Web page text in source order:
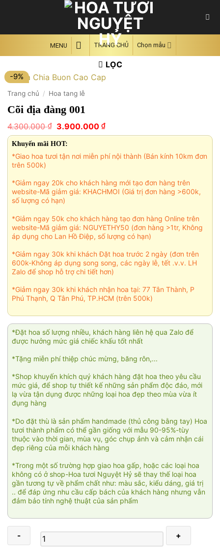
MENU TRANG CHỦ Chọn mẫu
LỌC
-9%
Trang chủ / Hoa tang lễ
Cõi địa đàng 001
4.300.000₫ Giá
gốc
là:
4.300.000 ₫.
3.900.000 ₫Giá
hiện
3.900.000 ₫.
Khuyến mãi HOT:
*Giao hoa tươi tận nơi miễn phí nội thành (Bán kính 10km đơn
trên 500k)
*Giảm ngay 20k cho khách hàng mới tạo đơn hàng trên
website-Mã giảm giá: KHACHMOI (Giá trị đơn hàng >600k,
số lượng có hạn)
*Giảm ngay 50k cho khách hàng tạo đơn hàng Online trên
website-Mã giảm giá: NGUYETHY50 (đơn hàng >1tr, Không
áp dụng cho Lan Hồ Điệp, số lượng có hạn)
*Giảm ngay 30k khi khách Đặt hoa trước 2 ngày (đơn trên
600k-Không áp dụng song song, các ngày lễ, tết .v.v. LH
Zalo để shop hỗ trợ chi tiết hơn)
*Giảm ngay 30k khi khách nhận hoa tại: 77 Tân Thành, P
Phú Thạnh, Q Tân Phú, TP.HCM (trên 500k)
*Đặt hoa số lượng nhiều, khách hàng liên hệ qua Zalo để
được hưởng mức giá chiếc khấu tốt nhất
*Tặng miễn phí thiệp chúc mừng, băng rôn,...
*Shop khuyến khích quý khách hàng đặt hoa theo yêu cầu
mức giá, để shop tự thiết kế những sản phẩm độc đáo, mới
lạ vừa tận dụng được những loại hoa đẹp theo mùa vừa ít
đụng hàng
*Do đặt thù là sản phẩm handmade (thủ công bằng tay) Hoa
tươi thành phẩm có thể gần giống với mẫu 90-95%-tùy
thuộc vào thời gian, mùa vụ, góc chụp ảnh và cảm nhận cái
đẹp riêng của mỗi khách hàng
*Trong một số trường hợp giao hoa gấp, hoặc các loại hoa
không có ở shop-Hoa tươi Nguyệt Hỷ sẽ thay thế loại hoa
gần tương tự về phẩm chất như: màu sắc, kiểu dáng, giá trị
.. để đáp ứng nhu cầu cấp bách của khách hàng nhưng vẫn
đảm bảo tính nghệ thuật của sản phẩm